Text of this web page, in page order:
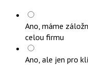
Ano, máme
celou firmu
Ano, ale jen pro